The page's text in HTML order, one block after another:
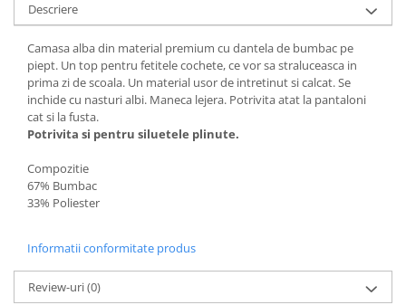
Descriere
Camasa alba din material premium cu dantela de bumbac pe
piept. Un top pentru fetitele cochete, ce vor sa straluceasca in
prima zi de scoala. Un material usor de intretinut si calcat. Se
inchide cu nasturi albi. Maneca lejera. Potrivita atat la pantaloni
cat si la fusta.
Potrivita si pentru siluetele plinute.
Compozitie
67% Bumbac
33% Poliester
Informatii conformitate produs
Review-uri(0)